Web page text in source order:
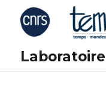
Laboratoire